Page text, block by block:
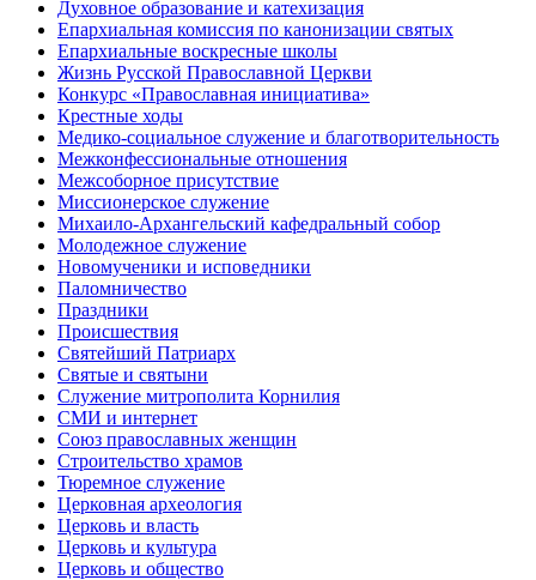
Духовное образование и катехизация
Епархиальная комиссия по канонизации святых
Епархиальные воскресные школы
Жизнь Русской Православной Церкви
Конкурс «Православная инициатива»
Крестные ходы
Медико-социальное служение и благотворительность
Межконфессиональные отношения
Межсоборное присутствие
Миссионерское служение
Михаило-Архангельский кафедральный собор
Молодежное служение
Новомученики и исповедники
Паломничество
Праздники
Происшествия
Святейший Патриарх
Святые и святыни
Служение митрополита Корнилия
СМИ и интернет
Союз православных женщин
Строительство храмов
Тюремное служение
Церковная археология
Церковь и власть
Церковь и культура
Церковь и общество